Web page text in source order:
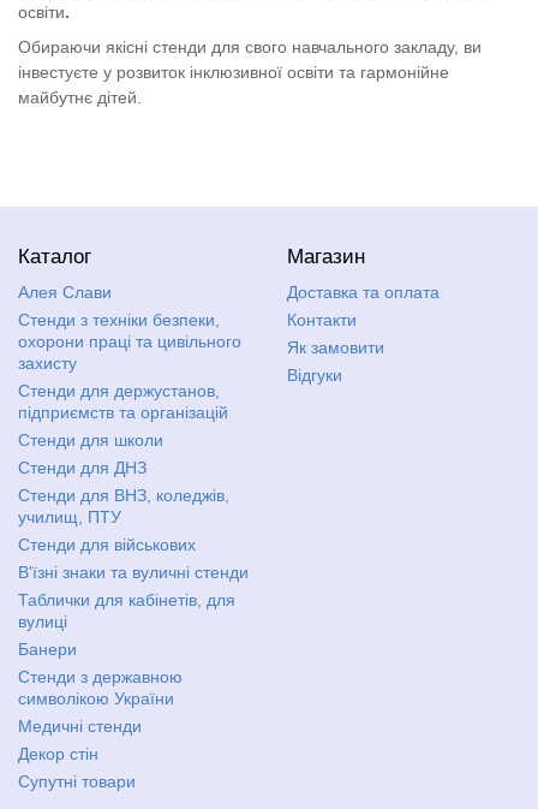
освіти.
Обираючи якісні стенди для свого навчального закладу, ви
інвестуєте у розвиток інклюзивної освіти та гармонійне
майбутнє дітей.
Каталог
Алея Слави
Стенди з техніки безпеки,
охорони праці та цивільного
захисту
Стенди для держустанов,
підприємств та організацій
Стенди для школи
Стенди для ДНЗ
Стенди для ВНЗ, коледжів,
училищ, ПТУ
Стенди для військових
В'їзні знаки та вуличні стенди
Таблички для кабінетів, для
вулиці
Банери
Стенди з державною
символікою України
Медичні стенди
Декор стін
Супутні товари
Магазин
Доставка та оплата
Контакти
Як замовити
Відгуки